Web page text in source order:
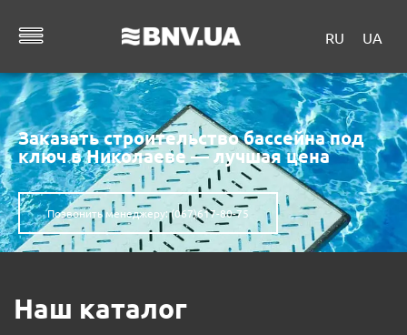
RU UA
Заказать строительство бассейна под
ключ в Николаеве — лучшая цена
Позвонить менеджеру: (067)617-80-75
Наш каталог